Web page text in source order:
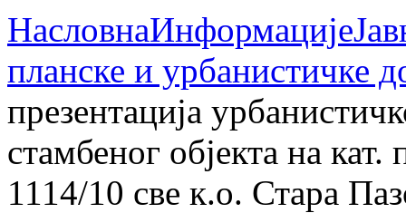
НасловнаИнформације
планске и урбанистичке
презентација
стамбеног објекта на
1114/10 све к.о. Стара